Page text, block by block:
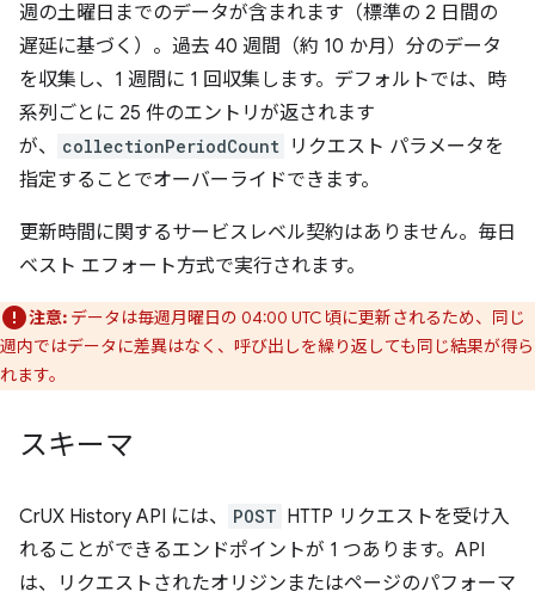
週の土曜日までのデータが含まれます（標準の 2 日間の
遅延に基づく）。過去 40 週間（約 10 か月）分のデータ
を収集し、1 週間に 1 回収集します。デフォルトでは、時
系列ごとに 25 件のエントリが返されます
が、
collectionPeriodCount リクエスト パラメータを
指定することでオーバーライドできます。
更新時間に関するサービスレベル契約はありません。毎日
ベスト エフォート方式で実行されます。
注意: データは毎週月曜日の 04:00 UTC 頃に更新されるため、同じ
週内ではデータに差異はなく、呼び出しを繰り返しても同じ結果が得ら
れます。
スキーマ
CrUX History API には、 POST HTTP リクエストを受け入
れることができるエンドポイントが 1 つあります。API
は、リクエストされたオリジンまたはページのパフォーマ